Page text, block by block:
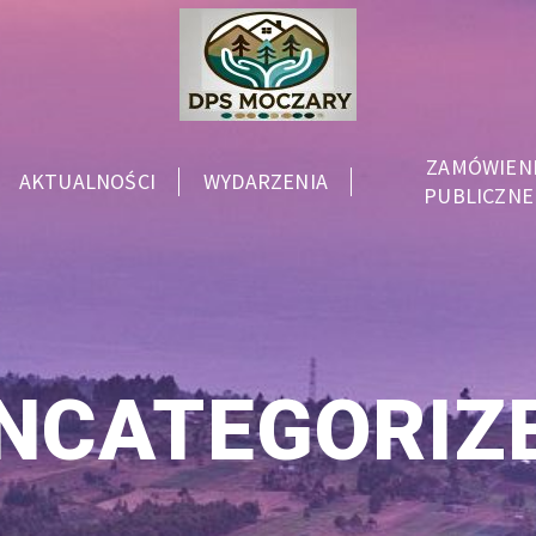
AKTUALNOŚCI WYDARZENIA
PUBLICZNE